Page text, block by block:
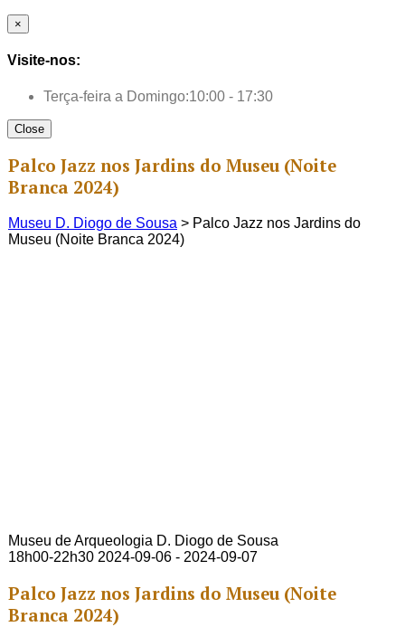
×
Visite-nos:
Terça-feira a Domingo:10:00 - 17:30
Close
Palco Jazz nos Jardins do Museu (Noite
Branca 2024)
Museu D. Diogo de Sousa > Palco Jazz nos Jardins do
Museu (Noite Branca 2024)
Museu de Arqueologia D. Diogo de Sousa
18h00-22h30 2024-09-06 - 2024-09-07
Palco Jazz nos Jardins do Museu (Noite
Branca 2024)